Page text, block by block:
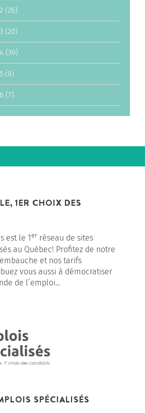
(26)
(20)
(39)
(9)
(7)
1ER CHOIX DES
est le 1 er réseau de sites
au Québec! Profitez de notre
et nos tarifs
vous aussi à démocratiser
de l’emploi…
SPÉCIALISÉS